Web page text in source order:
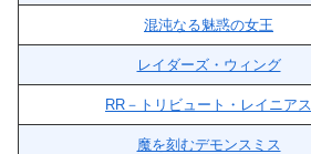
混沌なる魅惑の女王
レイダーズ・ウィング
RR－トリビュート・レイニアス
魔を刻むデモンスミス